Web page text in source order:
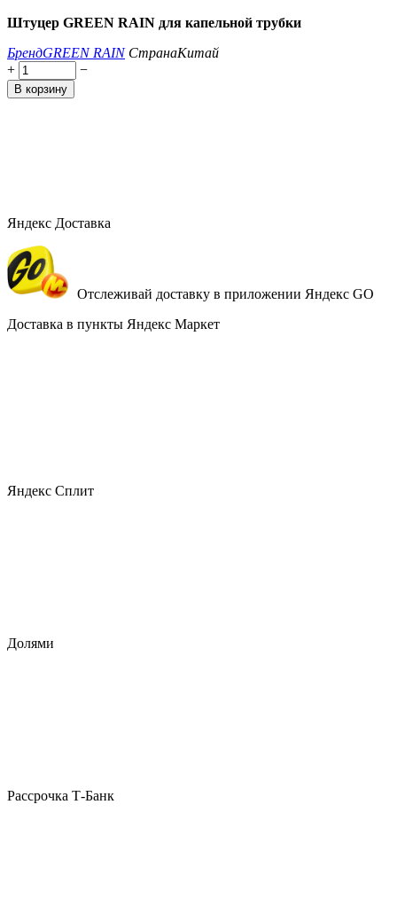
Штуцер GREEN RAIN для капельной трубки
БрендGREEN RAIN СтранаКитай
+
−
В корзину
Яндекс Доставка
Отслеживай доставку в приложении Яндекс GO
Доставка в пункты Яндекс Маркет
Яндекс Сплит
Долями
Рассрочка Т-Банк